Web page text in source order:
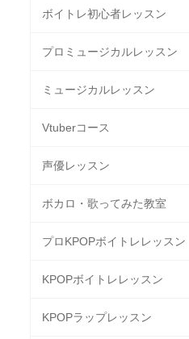
ボイトレ初心者レッスン
プロミュージカルレッスン
ミュージカルレッスン
Vtuberコース
声優レッスン
ボカロ・歌ってみた教室
プロKPOPボイトレレッスン
KPOPボイトレレッスン
KPOPラップレッスン